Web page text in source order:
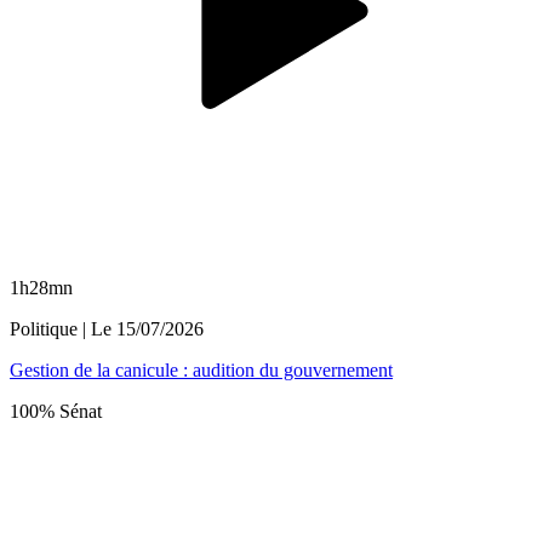
1h28mn
Politique | Le 15/07/2026
Gestion de la canicule : audition du gouvernement
100% Sénat